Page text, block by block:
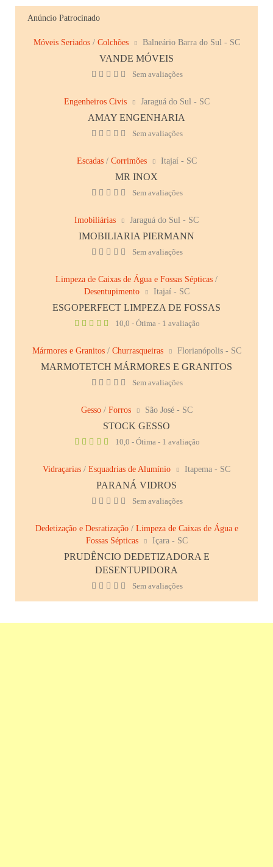
Anúncio Patrocinado
Móveis Seriados/ Colchões Balneário Barra do Sul - SC
VANDE MÓVEIS
Sem avaliações
Engenheiros Civis Jaraguá do Sul - SC
AMAY ENGENHARIA
Sem avaliações
Escadas/ Corrimões Itajaí - SC
MR INOX
Sem avaliações
Imobiliárias Jaraguá do Sul - SC
IMOBILIARIA PIERMANN
Sem avaliações
Limpeza de Caixas de Água e Fossas Sépticas /
Desentupimento
Itajaí - SC
ESGOPERFECT LIMPEZA DE FOSSAS
10,0 - Ótima - 1 avaliação
Mármores e Granitos/ Churrasqueiras Florianópolis - SC
MARMOTETCH MÁRMORES E GRANITOS
Sem avaliações
Gesso/ Forros São José - SC
STOCK GESSO
10,0 - Ótima - 1 avaliação
Vidraçarias / Esquadrias de Alumínio Itapema - SC
PARANÁ VIDROS
Sem avaliações
Dedetização e Desratização/ Limpeza de Caixas de Água e
Fossas Sépticas
Içara - SC
PRUDÊNCIO DEDETIZADORA E
DESENTUPIDORA
Sem avaliações